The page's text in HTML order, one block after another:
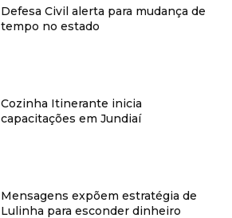
Defesa Civil alerta para mudança de
tempo no estado
Cozinha Itinerante inicia
capacitações em Jundiaí
Mensagens expõem estratégia de
Lulinha para esconder dinheiro